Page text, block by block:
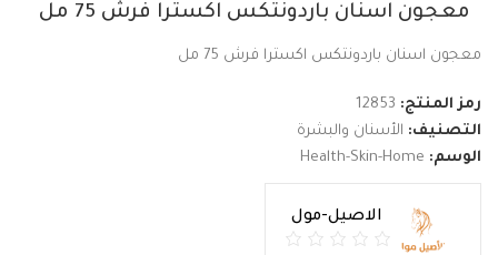
معجون اسنان باردونتكس اكسترا فرش 75 مل
معجون اسنان باردونتكس اكسترا فرش 75 مل
رمز المنتج: 12853
التصنيف: الأسنان والبشرة
الوسم: Health-Skin-Home
الاصيل-مول